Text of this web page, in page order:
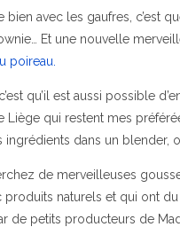
bien avec les gaufres, c’est
Et une nouvelle
poireau.
c’est qu’il est aussi possible
Liège qui restent mes
ingrédients dans un blender,
de merveilleuses
produits naturels et qui ont
de petits producteurs de